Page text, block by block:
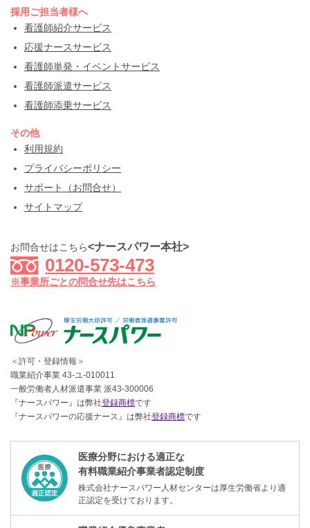
採用ご担当者様へ
看護師紹介サービス
応援ナースサービス
看護師単発・イベントサービス
看護師派遣サービス
看護師添乗サービス
その他
利用規約
プライバシーポリシー
サポート（お問合せ）
サイトマップ
お問合せはこちら<ナースパワー本社>
0120-573-473
※事業所ごとの問合せ先はこちら
＜許可・登録情報＞
職業紹介事業 43-ユ-010011
一般労働者人材派遣事業 派43-300006
『ナースパワー』は弊社登録商標です
『ナースパワーの応援ナース』は弊社登録商標です
医療分野における適正な
有料職業紹介事業者認定制度
株式会社ナースパワー人材センターは厚生労働省より適
正認定を受けております。